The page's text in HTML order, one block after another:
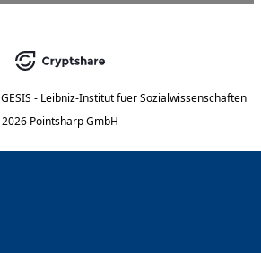
GESIS - Leibniz-Institut fuer Sozialwissenschaften
2026 Pointsharp GmbH